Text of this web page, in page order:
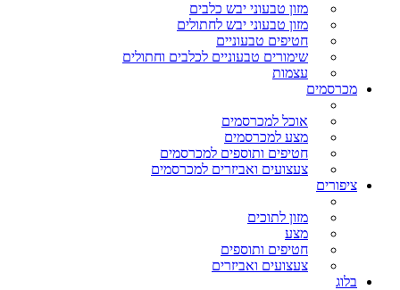
מזון טבעוני יבש כלבים
מזון טבעוני יבש לחתולים
חטיפים טבעוניים
שימורים טבעוניים לכלבים וחתולים
עצמות
מכרסמים
אוכל למכרסמים
מצע למכרסמים
חטיפים ותוספים למכרסמים
צעצועים ואביזרים למכרסמים
ציפורים
מזון לתוכים
מצע
חטיפים ותוספים
צעצועים ואביזרים
בלוג